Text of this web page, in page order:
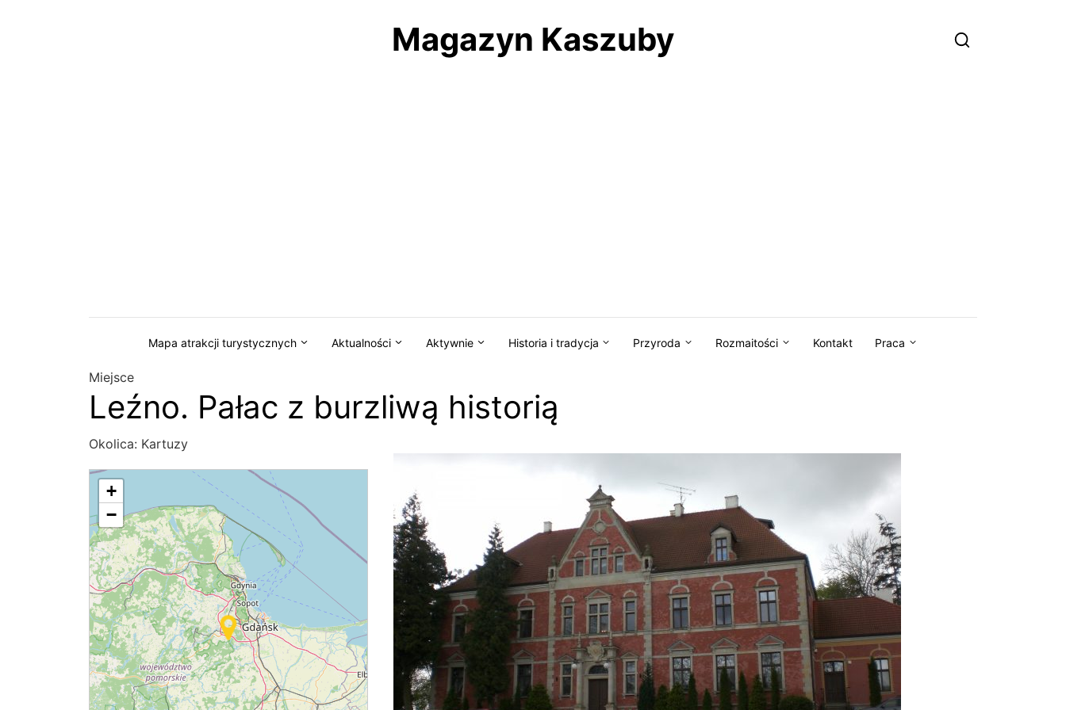
Magazyn Kaszuby
Mapa atrakcji turystycznych Aktualności Aktywnie Historia i tradycja Przyroda Rozmaitości Kontakt Praca
Miejsce
Leźno. Pałac z burzliwą historią
Okolica: Kartuzy
+
−